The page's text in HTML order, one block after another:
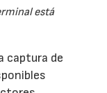
está
captura de